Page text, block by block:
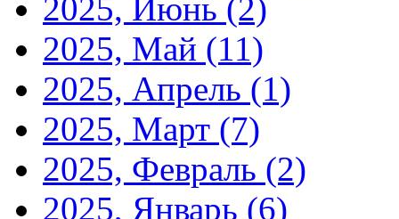
2025, Июнь (2)
2025, Май (11)
2025, Апрель (1)
2025, Март (7)
2025, Февраль (2)
2025, Январь (6)